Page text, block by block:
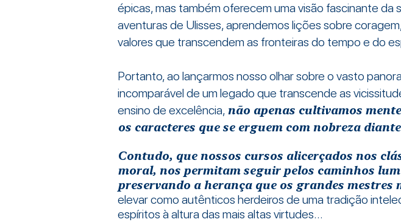
épicas, mas também oferecem uma visão fascinante da
aventuras de Ulisses, aprendemos lições sobre
valores que transcendem as fronteiras do tempo e do
Portanto, ao lançarmos nosso olhar sobre o vasto
incomparável de um legado que transcende as
ensino de excelência, não apenas cultivamos
os caracteres que se erguem com nobreza
Contudo, que nossos cursos alicerçados nos
moral, nos permitam seguir pelos caminhos
preservando a herança que os grandes mestres
elevar como autênticos herdeiros de uma tradição
espíritos à altura das mais altas virtudes.​..